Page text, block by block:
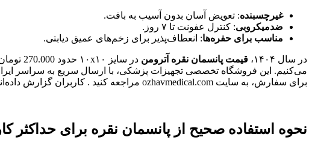
غیرچسبنده: تعویض آسان بدون آسیب به بافت.
ضدمیکروبی: کنترل عفونت تا ۷ روز.
مناسب برای حفره‌ها: انعطاف‌پذیر برای زخم‌های عمیق دیابتی.
در سال ۱۴۰۴، قیمت پانسمان نقره آترومن در سایز ۱۰x۱۰ حدود 270.000 تومان برای تک‌عددی و 250.000 تومان برای بسته ۱۰ عددی است. برای
برای سفارش، به سایت ozhavmedical.com مراجعه کنید . کاربران گزارش داده‌اند که کیفیت آترومن از اژاومدیکال، با ضمانت اصالت، بهبودی زخم‌هایشان را دوچندان کرده است.
نحوه استفاده صحیح از پانسمان نقره برای حداکثر